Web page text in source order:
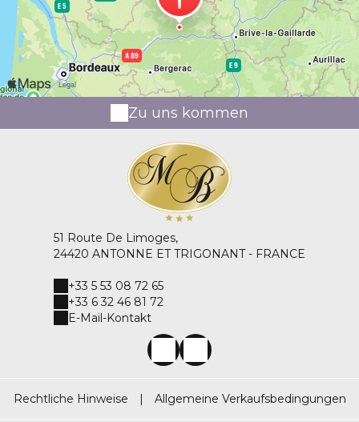
Zu uns kommen
51 Route De Limoges,
24420 ANTONNE ET TRIGONANT - FRANCE
+33 5 53 08 72 65
+33 6 32 46 81 72
E-Mail-Kontakt
Rechtliche Hinweise | Allgemeine Verkaufsbedingungen